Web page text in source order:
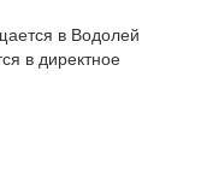
в Водолей
в директное